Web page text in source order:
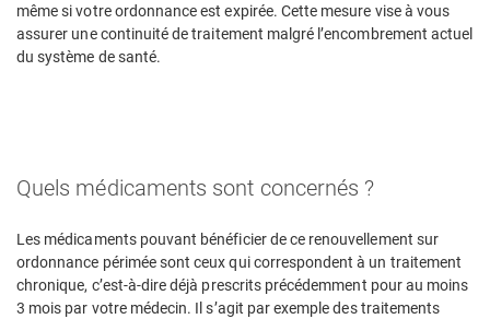
même si votre ordonnance est expirée. Cette mesure vise à vous
assurer une continuité de traitement malgré l’encombrement actuel
du système de santé.
Quels médicaments sont concernés ?
Les médicaments pouvant bénéficier de ce renouvellement sur
ordonnance périmée sont ceux qui correspondent à un traitement
chronique, c’est-à-dire déjà prescrits précédemment pour au moins
3 mois par votre médecin. Il s’agit par exemple des traitements